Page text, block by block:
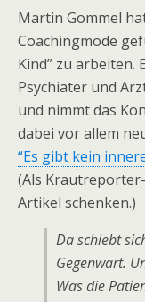
Martin Gommel
Coachingmode
Kind” zu arbeiten.
Psychiater und
und nimmt das
dabei vor allem
“Es gibt kein
(Als
Artikel schenken.)
Da schiebt
Gegenwart.
Was die